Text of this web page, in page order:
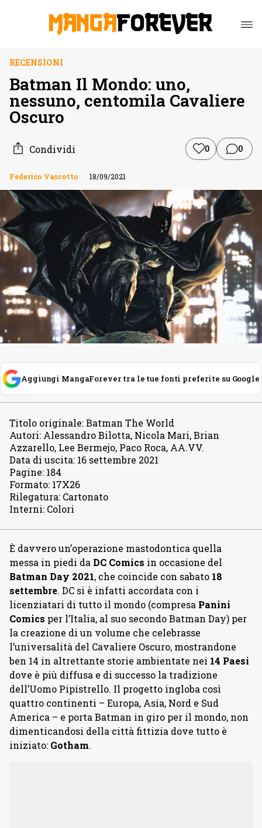
RECENSIONI
Batman Il Mondo: uno,
nessuno, centomila Cavaliere
Oscuro
Condividi 0 0
Federico Vascotto 18/09/2021
Aggiungi MangaForever tra le tue fonti preferite su Google
Titolo originale:Batman The World
Autori: Alessandro Bilotta, Nicola Mari, Brian
Azzarello, Lee Bermejo, Paco Roca, AA.VV.
Data di uscita: 16 settembre 2021
Pagine: 184
Formato: 17X26
Rilegatura: Cartonato
Interni: Colori
È davvero un’operazione mastodontica quella
messa in piedi da DC Comics in occasione del
Batman Day 2021, che coincide con sabato 18
settembre. DC si è infatti accordata con i
licenziatari di tutto il mondo (compresa Panini
Comics per l’Italia, al suo secondo Batman Day) per
la creazione di un volume che celebrasse
l’universalità del Cavaliere Oscuro, mostrandone
ben 14 in altrettante storie ambientate nei 14 Paesi
dove è più diffusa e di successo la tradizione
dell’Uomo Pipistrello. Il progetto ingloba così
quattro continenti – Europa, Asia, Nord e Sud
America – e porta Batman in giro per il mondo, non
dimenticandosi della città fittizia dove tutto è
iniziato: Gotham.